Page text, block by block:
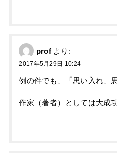
prof より:
2017年5月29日 10:24
例の件でも、「思い入れ、
作家（著者）としては大成